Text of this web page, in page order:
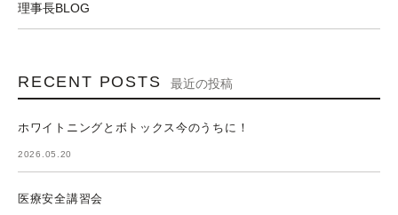
理事長BLOG
RECENT POSTS 最近の投稿
ホワイトニングとボトックス今のうちに！
2026.05.20
医療安全講習会